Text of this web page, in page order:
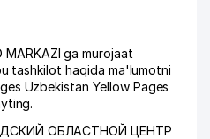
MARKAZI ga murojaat
tashkilot haqida ma'lumotni
Uzbekistan Yellow Pages
ОБЛАСТНОЙ ЦЕНТР